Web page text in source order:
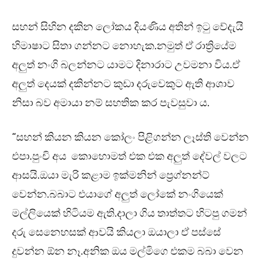
සහන් සිහින දකින ලෝකය දියණිය අතින් ඉටු වේදැයි
හිමාෂාට සිතා ගන්නට නොහැක.නමුත් ඒ රාත්‍රියේම
අලුත් නංගි බලන්නට යාමට දිනාරාට උවමනා විය.ඒ
අලුත් දෙයක් දකින්නට කුඩා දරුවෙකුට ඇති ආශාව
නිසා බව අමායා නම් සහතික කර පැවසුවා ය.
“සහන් කියන කියන කෝලං පිළිගන්න ලෑස්ති වෙන්න
එපා.පුංචි අය කොහොමත් එක එක අලුත් දේවල් වලට
ආසයි.ඔයා මැරි කළාම ඉක්මනින් ප්‍රෙග්නන්ට්
වෙන්න.බබාට එයාගේ අලුත් ලෝකේ නංගියෙක්
මල්ලියෙක් හිටියම ඇති.දාලා ගිය තාත්තට හිටපු ගමන්
දරු සෙනෙහසක් ආවයි කියලා ඔයාලා ඒ පස්සේ
දුවන්න ඕන නෑ.අනික ඔය මල්මිගෙ එකම බබා වෙන